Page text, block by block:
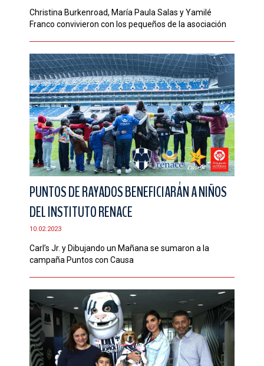
Christina Burkenroad, María Paula Salas y Yamilé
Franco convivieron con los pequeños de la asociación
PUNTOS DE RAYADOS BENEFICIARÁN A NIÑOS
DEL INSTITUTO RENACE
10.02.2023
Carl’s Jr. y Dibujando un Mañana se sumaron a la
campaña Puntos con Causa